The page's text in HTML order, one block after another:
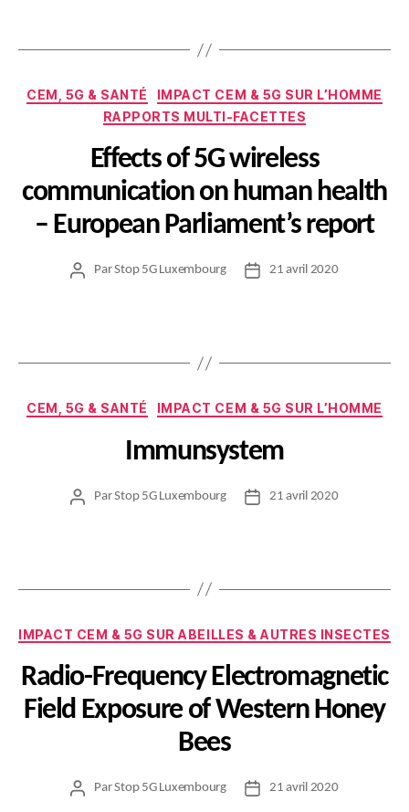
Catégories
CEM, 5G & SANTÉ
IMPACT CEM & 5G SUR L’HOMME
RAPPORTS MULTI-FACETTES
Effects of 5G wireless
communication on human health
– European Parliament’s report
Auteur
ParStop 5G Luxembourg
Date21 avril 2020
Catégories
CEM, 5G & SANTÉ IMPACT CEM & 5G SUR L’HOMME
Immunsystem
Auteur
ParStop 5G Luxembourg
Date21 avril 2020
Catégories
IMPACT CEM & 5G SUR ABEILLES & AUTRES INSECTES
Radio-Frequency Electromagnetic
Field Exposure of Western Honey
Bees
Auteur
ParStop 5G Luxembourg
Date21 avril 2020